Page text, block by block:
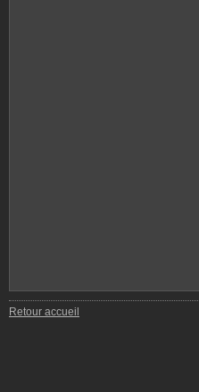
Retour accueil